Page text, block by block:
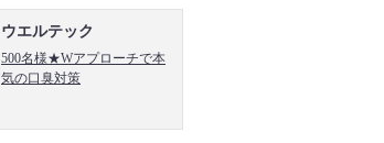
ウエルテック
500名様★Wアプローチで本
気の口臭対策